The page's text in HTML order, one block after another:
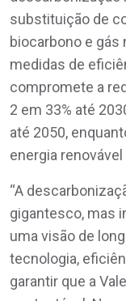
substituição de
biocarbono e gás
medidas de
compromete a
2 em 33% até
até 2050,
energia
“A
gigantesco, mas
uma visão de
tecnologia,
garantir que a